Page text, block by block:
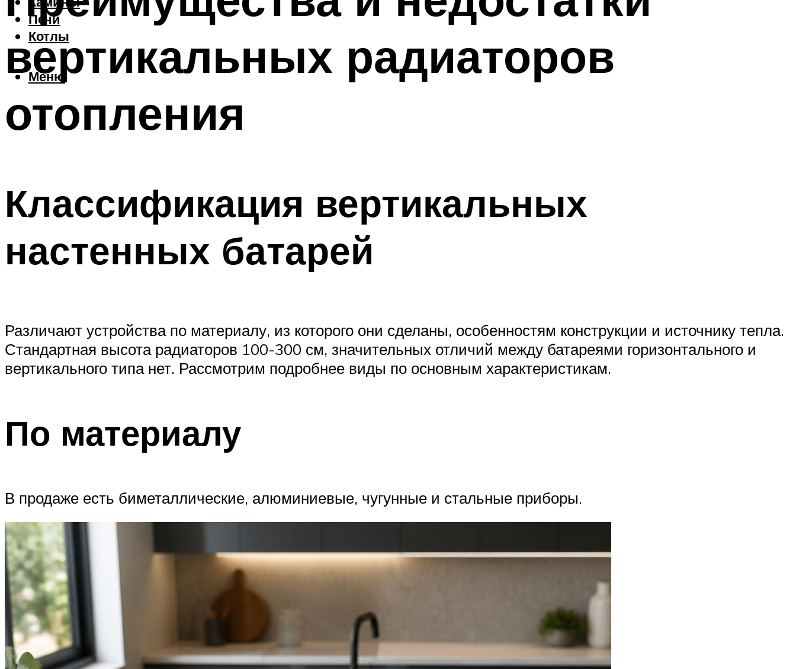
Печи
Котлы
Меню
вертикальных радиаторов
отопления
Классификация вертикальных
настенных батарей
Различают устройства по материалу, из которого они сделаны, особенностям конструкции и источнику тепла.
Стандартная высота радиаторов 100-300 см, значительных отличий между батареями горизонтального и
вертикального типа нет. Рассмотрим подробнее виды по основным характеристикам.
По материалу
В продаже есть биметаллические, алюминиевые, чугунные и стальные приборы.